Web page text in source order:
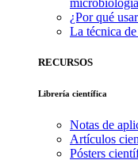
¿Por qué
La técnica
RECURSOS
Librería científica
Notas de
Artículos
Pósters